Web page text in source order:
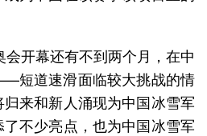
开幕还有不到两个月，在中
短道速滑面临较大挑战的情
来和新人涌现为中国冰雪军
不少亮点，也为中国冰雪军